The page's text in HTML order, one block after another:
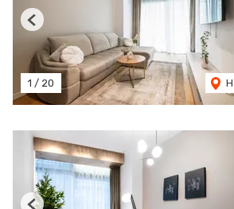
1 / 20
Previous